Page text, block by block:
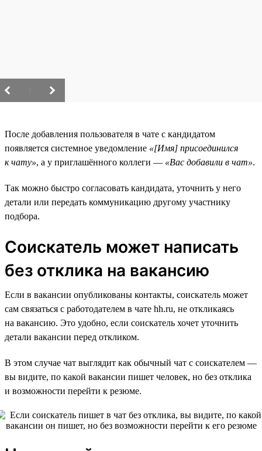
После добавления пользователя в чате с кандидатом
появляется системное уведомление «[Имя] присоединился
к чату», а у приглашённого коллеги — «Вас добавили в чат».
Так можно быстро согласовать кандидата, уточнить у него
детали или передать коммуникацию другому участнику
подбора.
Соискатель может написать
без отклика на вакансию
Если в вакансии опубликованы контакты, соискатель может
сам связаться с работодателем в чате hh.ru, не откликаясь
на вакансию. Это удобно, если соискатель хочет уточнить
детали вакансии перед откликом.
В этом случае чат выглядит как обычный чат с соискателем —
вы видите, по какой вакансии пишет человек, но без отклика
и возможности перейти к резюме.